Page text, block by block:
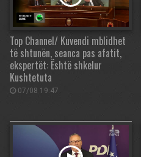
Top Channel/ Kuvendi mblidhet
të shtunën, seanca pas afatit,
ekspertët: Është shkelur
Kushtetuta
07/08 19:47